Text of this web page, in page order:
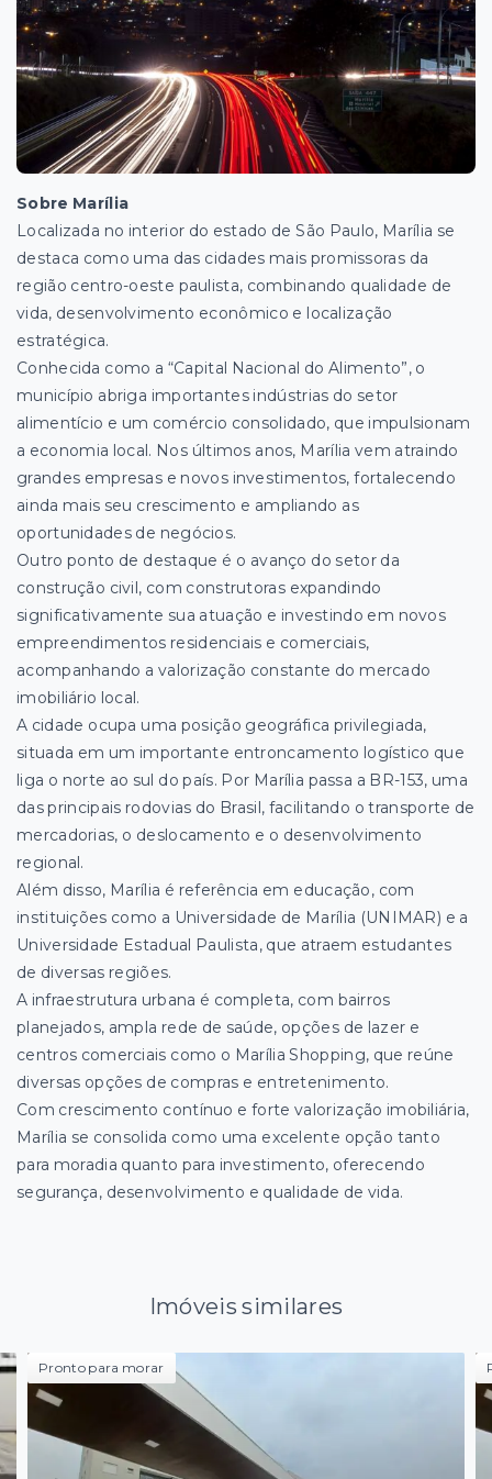
Sobre Marília
Localizada no interior do estado de São Paulo, Marília se
destaca como uma das cidades mais promissoras da
região centro-oeste paulista, combinando qualidade de
vida, desenvolvimento econômico e localização
estratégica.
Conhecida como a “Capital Nacional do Alimento”, o
município abriga importantes indústrias do setor
alimentício e um comércio consolidado, que impulsionam
a economia local. Nos últimos anos, Marília vem atraindo
grandes empresas e novos investimentos, fortalecendo
ainda mais seu crescimento e ampliando as
oportunidades de negócios.
Outro ponto de destaque é o avanço do setor da
construção civil, com construtoras expandindo
significativamente sua atuação e investindo em novos
empreendimentos residenciais e comerciais,
acompanhando a valorização constante do mercado
imobiliário local.
A cidade ocupa uma posição geográfica privilegiada,
situada em um importante entroncamento logístico que
liga o norte ao sul do país. Por Marília passa a BR-153, uma
das principais rodovias do Brasil, facilitando o transporte de
mercadorias, o deslocamento e o desenvolvimento
regional.
Além disso, Marília é referência em educação, com
instituições como a Universidade de Marília (UNIMAR) e a
Universidade Estadual Paulista, que atraem estudantes
de diversas regiões.
A infraestrutura urbana é completa, com bairros
planejados, ampla rede de saúde, opções de lazer e
centros comerciais como o Marília Shopping, que reúne
diversas opções de compras e entretenimento.
Com crescimento contínuo e forte valorização imobiliária,
Marília se consolida como uma excelente opção tanto
para moradia quanto para investimento, oferecendo
segurança, desenvolvimento e qualidade de vida.
Imóveis similares
Pronto para morar